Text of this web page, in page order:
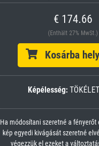
€ 174.66
(Enthält 27% MwSt.)
Kosárba
Képélesség:
Ha módosítani szeretné a fényerőt
kép egyedi kivágását szeretné
végezzük el ezeket a